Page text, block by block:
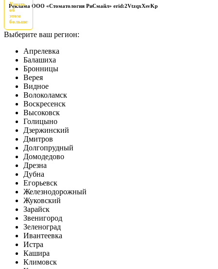
Реклама ООО «Стоматология РиСмайл» erid:2VtzqxXsvKp
Узнать
об
этом
больше
Выберите ваш регион:
Апрелевка
Балашиха
Бронницы
Верея
Видное
Волоколамск
Воскресенск
Высоковск
Голицыно
Дзержинский
Дмитров
Долгопрудный
Домодедово
Дрезна
Дубна
Егорьевск
Железнодорожный
Жуковский
Зарайск
Звенигород
Зеленоград
Ивантеевка
Истра
Кашира
Климовск